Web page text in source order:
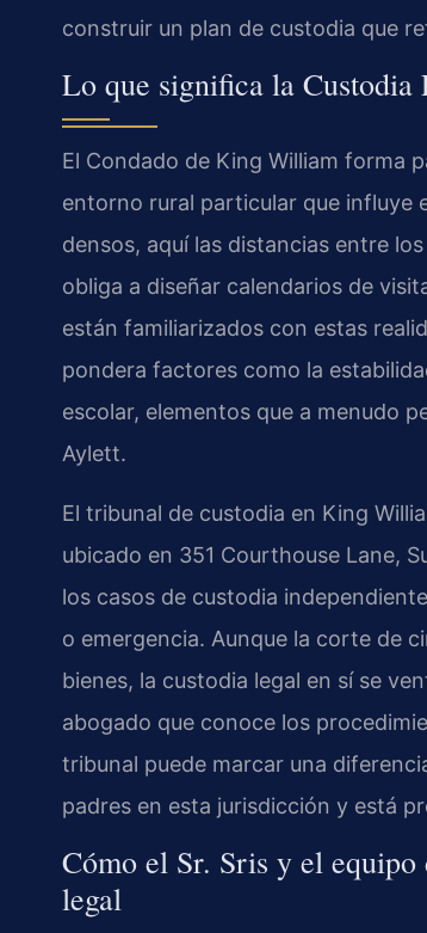
construir un plan de custodia que
Lo que significa la
El Condado de King William forma
entorno rural particular que influye
densos, aquí las distancias entre
obliga a diseñar calendarios de
están familiarizados con estas
pondera factores como la
escolar, elementos que a menudo
Aylett.
El tribunal de custodia en King
ubicado en 351 Courthouse Lane,
los casos de custodia
o emergencia. Aunque la corte de
bienes, la custodia legal en sí se
abogado que conoce los
tribunal puede marcar una
padres en esta jurisdicción y está
Cómo el Sr. Sris y el
legal